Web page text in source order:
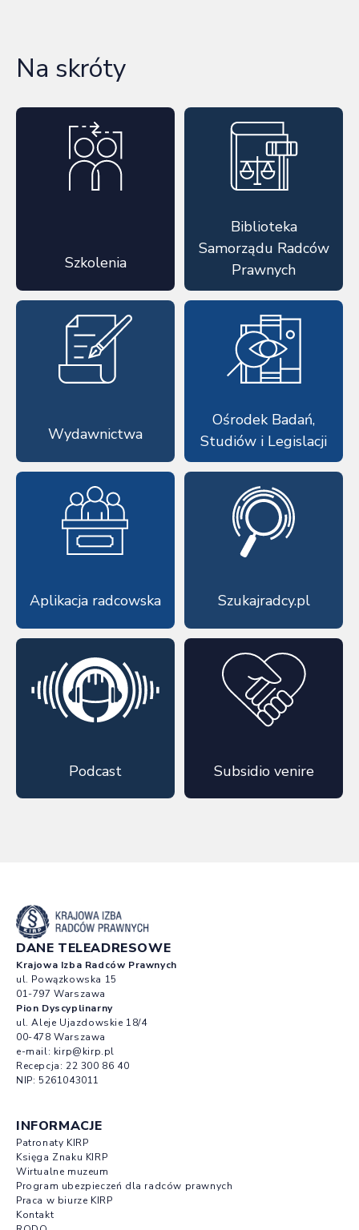
Na skróty
Szkolenia
Biblioteka
Samorządu Radców
Prawnych
Wydawnictwa
Ośrodek Badań,
Studiów i Legislacji
Aplikacja radcowska Szukajradcy.pl
Podcast Subsidio venire
DANE TELEADRESOWE
Krajowa Izba Radców Prawnych
ul. Powązkowska 15
01-797 Warszawa
Pion Dyscyplinarny
ul. Aleje Ujazdowskie 18/4
00-478 Warszawa
e-mail: kirp@kirp.pl
Recepcja: 22 300 86 40
NIP: 5261043011
INFORMACJE
Patronaty KIRP
Księga Znaku KIRP
Wirtualne muzeum
Program ubezpieczeń dla radców prawnych
Praca w biurze KIRP
Kontakt